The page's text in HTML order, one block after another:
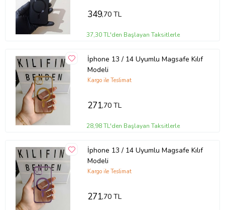
349,70 TL
37,30 TL'den Başlayan Taksitlerle
İphone 13 / 14 Uyumlu Magsafe Kılıf
Modeli
Kargo ile Teslimat
271,70 TL
28,98 TL'den Başlayan Taksitlerle
İphone 13 / 14 Uyumlu Magsafe Kılıf
Modeli
Kargo ile Teslimat
271,70 TL